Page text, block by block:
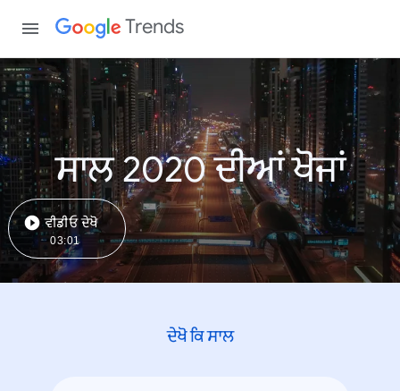
Trends
ਸਾਲ 2020 ਦੀਆਂ ਖੋਜਾਂ
ਵੀਡੀਓ ਦੇਖੋ
03:01
ਦੇਖੋ ਕਿ ਸਾਲ